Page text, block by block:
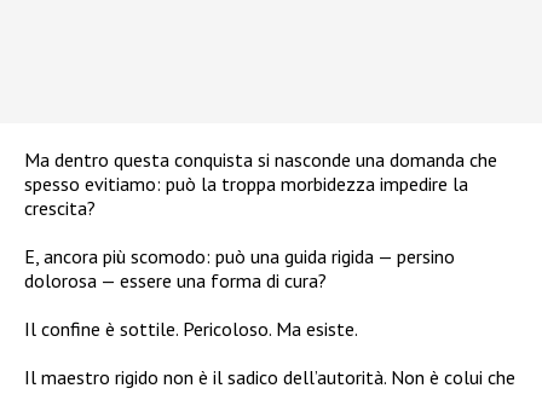
Ma dentro questa conquista si nasconde una domanda che
spesso evitiamo: può la troppa morbidezza impedire la
crescita?
E, ancora più scomodo: può una guida rigida — persino
dolorosa — essere una forma di cura?
Il confine è sottile. Pericoloso. Ma esiste.
Il maestro rigido non è il sadico dell’autorità. Non è colui che